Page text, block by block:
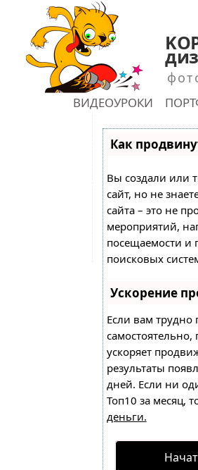
ВИДЕОУРОКИ
Как
Вы создали или
сайт, но не
сайта – это не
мероприятий,
посещаемости и
поисковых
Ускорение
Если вам трудно
ускоряет
результаты
дней. Если ни
Топ10 за месяц,
деньги.